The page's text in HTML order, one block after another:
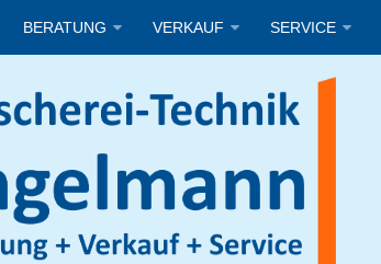
BERATUNG VERKAUF SERVICE